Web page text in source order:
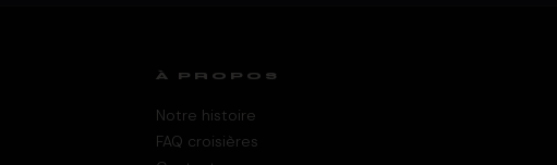
À PROPOS
Notre histoire
FAQ croisières